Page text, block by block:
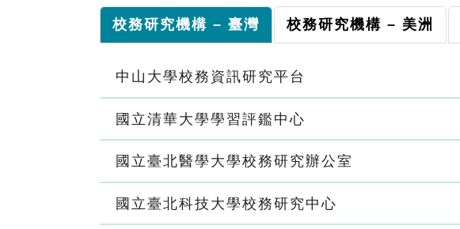
校務研究機構 – 臺灣 校務研究機構 – 美洲
中山大學校務資訊研究平台
國立清華大學學習評鑑中心
國立臺北醫學大學校務研究辦公室
國立臺北科技大學校務研究中心